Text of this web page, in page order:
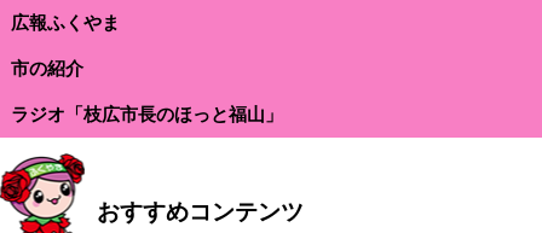
広報ふくやま
市の紹介
ラジオ「枝広市長のほっと福山」
おすすめコンテンツ